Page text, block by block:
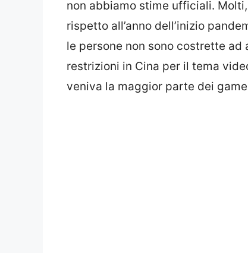
non abbiamo stime ufficiali.
rispetto all’anno dell’inizio
le persone non sono costrette
restrizioni in Cina per il tema
veniva la maggior parte dei